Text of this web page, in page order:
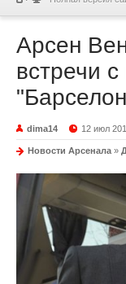
Арсен
встречи
dima14 12 июл
Новости Арсенала »